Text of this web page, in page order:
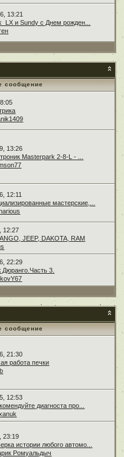
13:21
и Sundy с Днем рожден...
сообщение
13:26
Masterpark 2-8-L - ...
12:11
мастерские,...
12:27
JEEP, DAKOTA, RAM
22:29
Дюранго.Часть 3.
сообщение
21:30
работа печки
12:53
диагноста про...
23:19
истории любого автомо...
Ромуальдыч